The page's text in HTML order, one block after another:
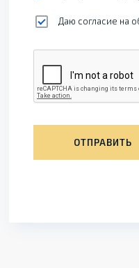
Даю согласие на
ОТПРАВИТЬ